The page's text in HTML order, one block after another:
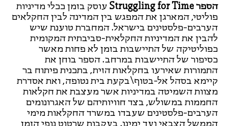
הספר Struggling for Time
עוסק בזמן ככלי מדיניות
פוליטי, המארגן את המפגש בין המדינה לבין החקלאים
הערבים-פלסטינים בישראל. המחברת טוענת שיש
להבין את המדיניות החקלאית-סביבתית המקומית
כפוליטיקה של התיישבות בזמן לא פחות מאשר
כסיפור של התיישבות במרחב. הספר בוחן את
התמורות שאירעו בחקלאות הזית, בתכנית פיתוח בר
קיימא בסהל אל-בטוף\בקעת בית נטופה, ואת אסדרת
מצוות השמיטה במדיניות אשר מעצבת את חקלאות
החממות במשולש, בצד חוויותיהם של האגרונומים
הערבים-פלסטינים שעבדו במשרד החקלאות מימי
הממשל הצבאי ועד ימינו. בעקבות שרטוט נופי הזמן